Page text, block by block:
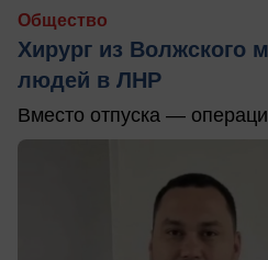
Общество
Хирург из Волжского
людей в ЛНР
Вместо отпуска —